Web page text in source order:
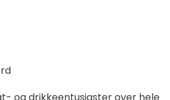
og drikkeentusiaster over hele